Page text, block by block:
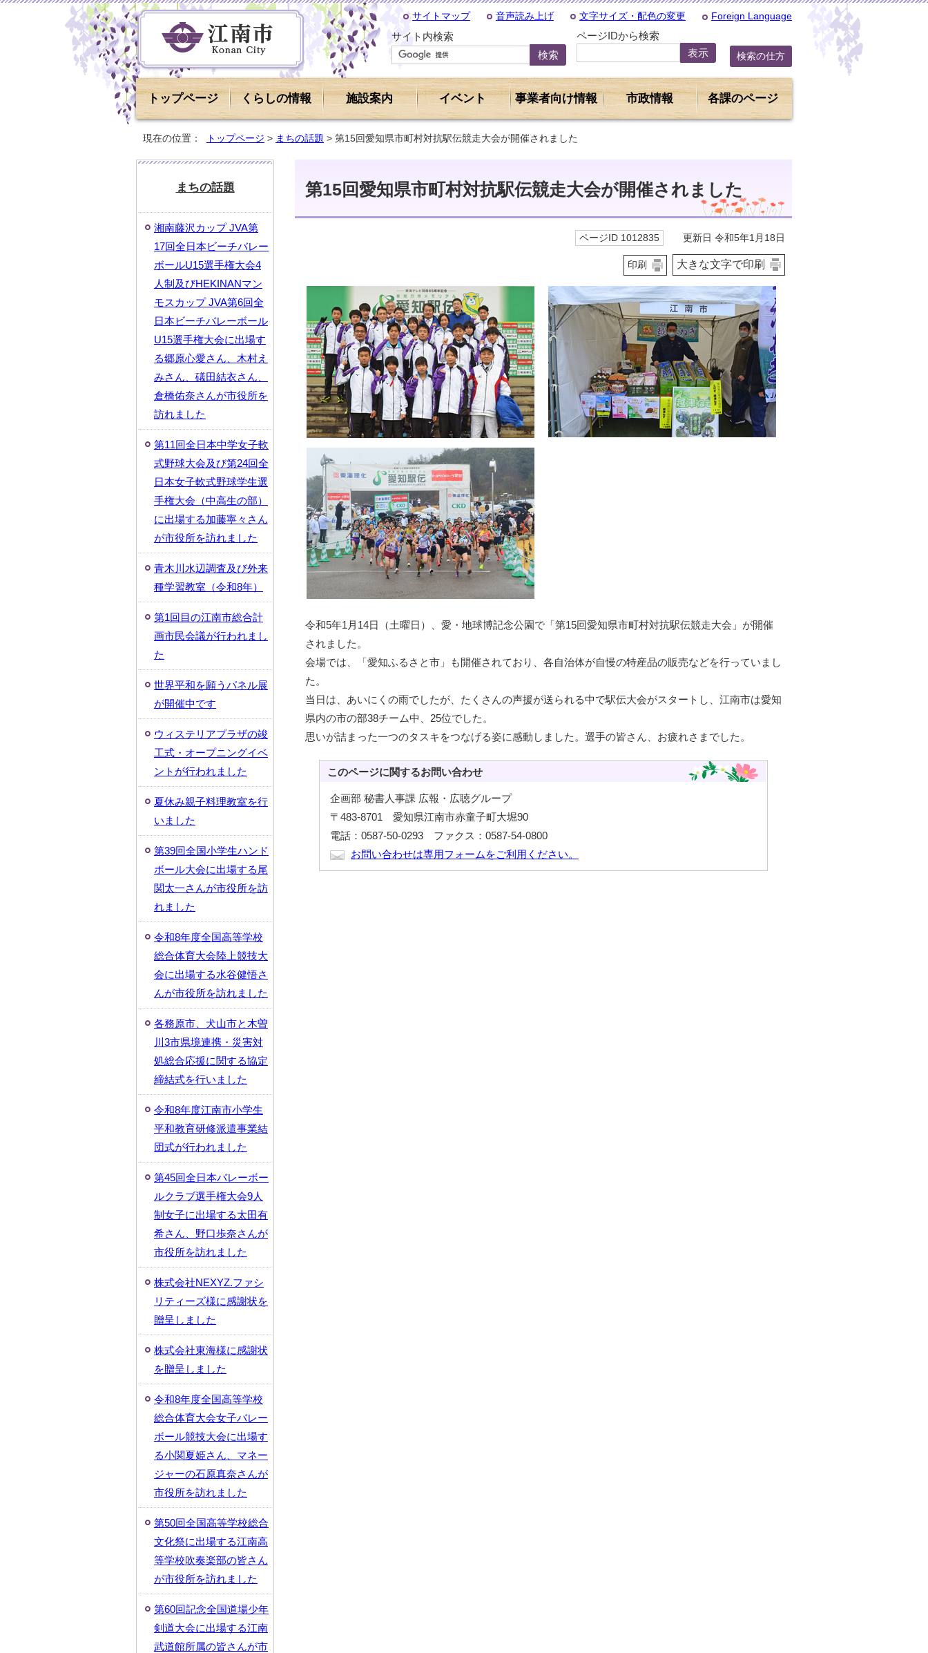
サイトマップ 音声読み上げ 文字サイズ・配色の変更 Foreign Language
サイト内検索 ページIDから検索
検索の仕方
トップページ くらしの情報 施設案内 イベント 事業者向け情報 市政情報 各課のページ
現在の位置： トップページ > まちの話題 > 第15回愛知県市町村対抗駅伝競走大会が開催されました
第15回愛知県市町村対抗駅伝競走大会が開催されました
ページID 1012835 更新日 令和5年1月18日
印刷 大きな文字で印刷
令和5年1月14日（土曜日）、愛・地球博記念公園で「第15回愛知県市町村対抗駅伝競走大会」が開催
されました。
会場では、「愛知ふるさと市」も開催されており、各自治体が自慢の特産品の販売などを行っていまし
た。
当日は、あいにくの雨でしたが、たくさんの声援が送られる中で駅伝大会がスタートし、江南市は愛知
県内の市の部38チーム中、25位でした。
思いが詰まった一つのタスキをつなげる姿に感動しました。選手の皆さん、お疲れさまでした。
このページに関するお問い合わせ
企画部 秘書人事課 広報・広聴グループ
〒483-8701 愛知県江南市赤童子町大堀90
電話：0587-50-0293 ファクス：0587-54-0800
お問い合わせは専用フォームをご利用ください。
まちの話題
湘南藤沢カップ JVA第
17回全日本ビーチバレー
ボールU15選手権大会4
人制及びHEKINANマン
モスカップ JVA第6回全
日本ビーチバレーボール
U15選手権大会に出場す
る郷原心愛さん、木村え
みさん、礒田結衣さん、
倉橋佑奈さんが市役所を
訪れました
第11回全日本中学女子軟
式野球大会及び第24回全
日本女子軟式野球学生選
手権大会（中高生の部）
に出場する加藤寧々さん
が市役所を訪れました
青木川水辺調査及び外来
種学習教室（令和8年）
第1回目の江南市総合計
画市民会議が行われまし
た
世界平和を願うパネル展
が開催中です
ウィステリアプラザの竣
工式・オープニングイベ
ントが行われました
夏休み親子料理教室を行
いました
第39回全国小学生ハンド
ボール大会に出場する尾
関太一さんが市役所を訪
れました
令和8年度全国高等学校
総合体育大会陸上競技大
会に出場する水谷健悟さ
んが市役所を訪れました
各務原市、犬山市と木曽
川3市県境連携・災害対
処総合応援に関する協定
締結式を行いました
令和8年度江南市小学生
平和教育研修派遣事業結
団式が行われました
第45回全日本バレーボー
ルクラブ選手権大会9人
制女子に出場する太田有
希さん、野口歩奈さんが
市役所を訪れました
株式会社NEXYZ.ファシ
リティーズ様に感謝状を
贈呈しました
株式会社東海様に感謝状
を贈呈しました
令和8年度全国高等学校
総合体育大会女子バレー
ボール競技大会に出場す
る小関夏姫さん、マネー
ジャーの石原真奈さんが
市役所を訪れました
第50回全国高等学校総合
文化祭に出場する江南高
等学校吹奏楽部の皆さん
が市役所を訪れました
第60回記念全国道場少年
剣道大会に出場する江南
武道館所属の皆さんが市